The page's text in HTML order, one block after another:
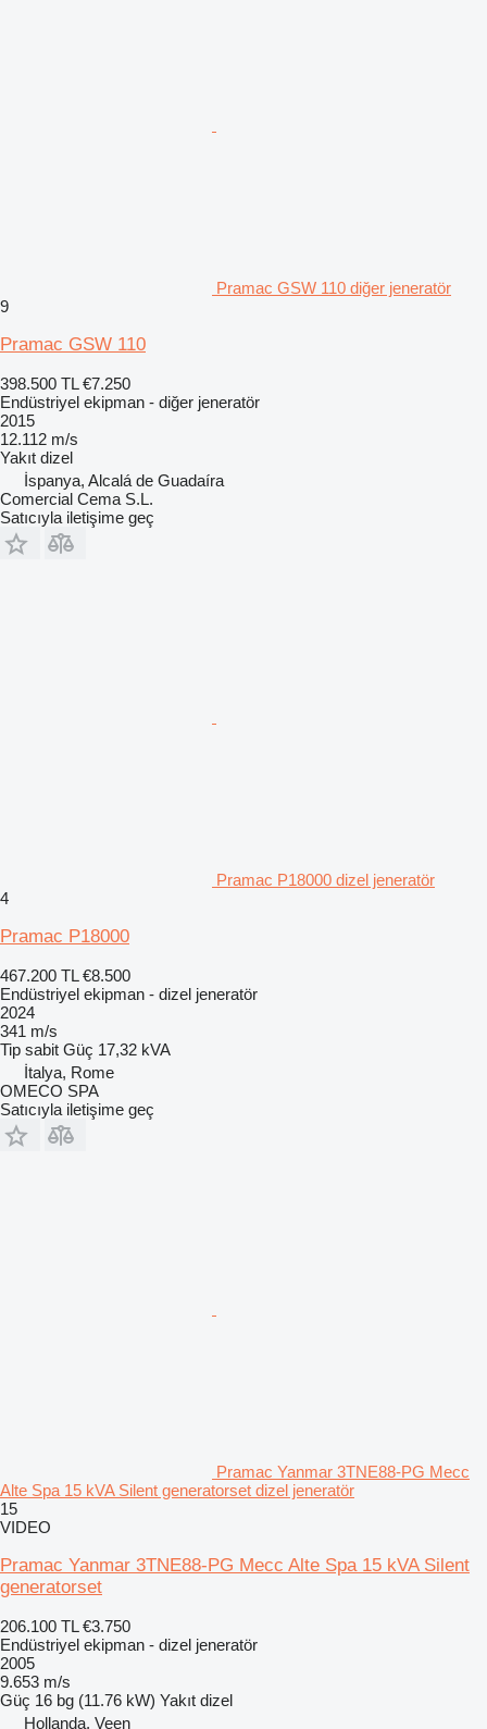
Pramac GSW 110 diğer jeneratör
9
Pramac GSW 110
398.500 TL €7.250
Endüstriyel ekipman - diğer jeneratör
2015
12.112 m/s
Yakıt dizel
İspanya, Alcalá de Guadaíra
Comercial Cema S.L.
Satıcıyla iletişime geç
Pramac P18000 dizel jeneratör
4
Pramac P18000
467.200 TL €8.500
Endüstriyel ekipman - dizel jeneratör
2024
341 m/s
Tip sabit Güç 17,32 kVA
İtalya, Rome
OMECO SPA
Satıcıyla iletişime geç
Pramac Yanmar 3TNE88-PG Mecc
Alte Spa 15 kVA Silent generatorset dizel jeneratör
15
VIDEO
Pramac Yanmar 3TNE88-PG Mecc Alte Spa 15 kVA Silent
generatorset
206.100 TL €3.750
Endüstriyel ekipman - dizel jeneratör
2005
9.653 m/s
Güç 16 bg (11.76 kW) Yakıt dizel
Hollanda, Veen